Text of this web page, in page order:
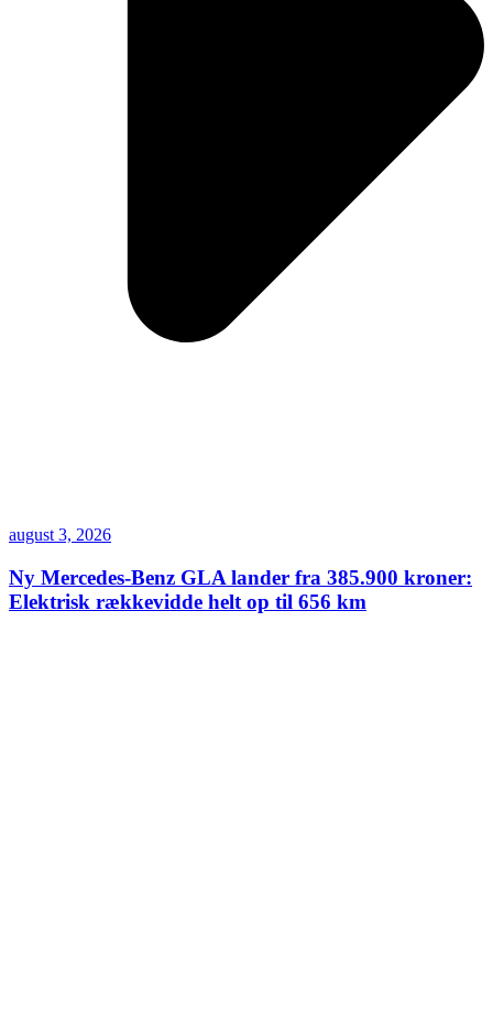
august 3, 2026
Ny Mercedes-Benz GLA lander fra 385.900 kroner:
Elektrisk rækkevidde helt op til 656 km